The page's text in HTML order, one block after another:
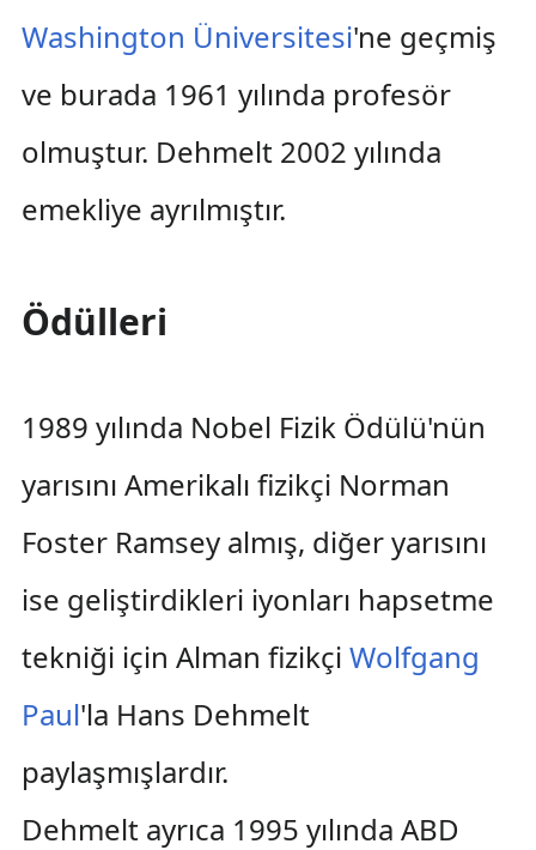
Washington Üniversitesi'ne geçmiş
ve burada 1961 yılında profesör
olmuştur. Dehmelt 2002 yılında
emekliye ayrılmıştır.
Ödülleri
1989 yılında Nobel Fizik Ödülü'nün
yarısını Amerikalı fizikçi Norman
Foster Ramsey almış, diğer yarısını
ise geliştirdikleri iyonları hapsetme
tekniği için Alman fizikçi Wolfgang
Paul'la Hans Dehmelt
paylaşmışlardır.
Dehmelt ayrıca 1995 yılında ABD